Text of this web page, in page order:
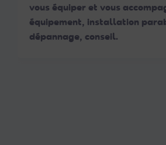
vous équiper et vous
équipement, installation
dépannage, conseil.